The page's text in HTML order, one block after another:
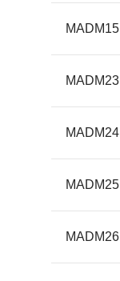
MADM15
MADM23
MADM24
MADM25
MADM26